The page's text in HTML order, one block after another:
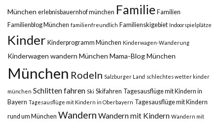
München erlebnisbauernhof münchen Familie Familien
Familienblog München familienfreundlich Familienskigebiet Indoorspielplätze
Kinder Kinderprogramm München Kinderwagen-Wanderung
Kinderwagen wandern München Mama-Blog München
München Rodeln Salzburger Land schlechtes wetter kinder
münchen Schlitten fahren Ski Skifahren Tagesausflüge mit Kindern in
Bayern Tagesausflüge mit Kindern in Oberbayern Tagesausflüge mit Kindern
rund um München Wandern Wandern mit Kindern Wandern mit